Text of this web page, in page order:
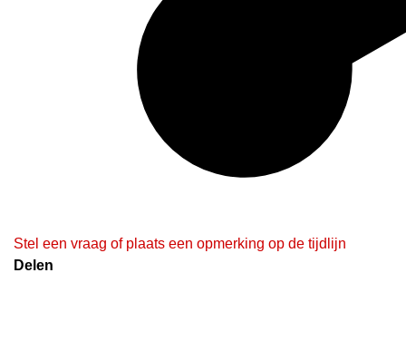
Stel een vraag of plaats een opmerking op de tijdlijn
Delen